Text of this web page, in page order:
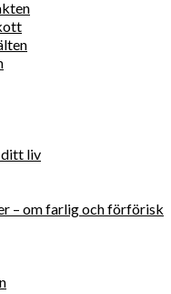
ditt liv
– om farlig och förförisk